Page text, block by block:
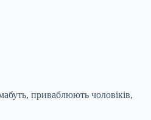
приваблюють чоловіків,